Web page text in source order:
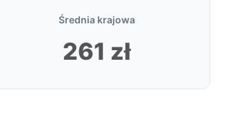
Średnia krajowa
261 zł